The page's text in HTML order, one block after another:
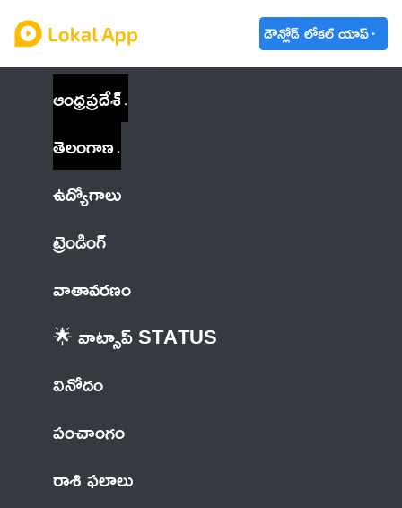
డౌన్లోడ్ లోకల్ యాప్
ఆంధ్రప్రదేశ్
తెలంగాణ
ఉద్యోగాలు
ట్రెండింగ్
వాతావరణం
🌟 వాట్సాప్ STATUS
వినోదం
పంచాంగం
రాశి ఫలాలు